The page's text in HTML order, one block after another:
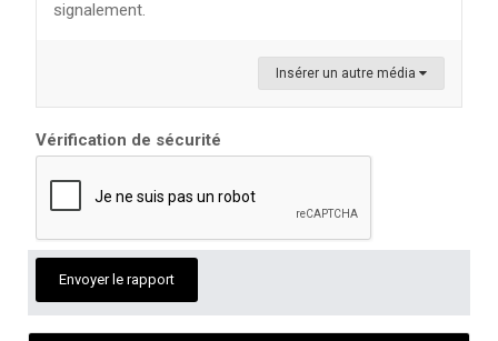
signalement.
Insérer un autre média
Vérification de sécurité
Envoyer le rapport